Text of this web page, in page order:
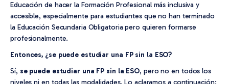
Educación de hacer la Formación Profesional más inclusiva y
accesible, especialmente para estudiantes que no han terminado
la Educación Secundaria Obligatoria pero quieren formarse
profesionalmente.
Entonces, ¿se puede estudiar una FP sin la ESO?
Sí, se puede estudiar una FP sin la ESO, pero no en todos los